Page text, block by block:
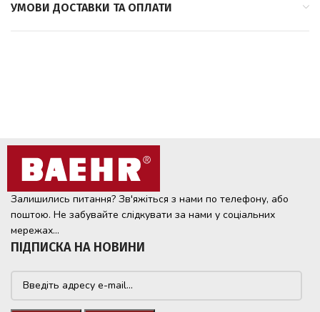
УМОВИ ДОСТАВКИ ТА ОПЛАТИ
Залишились питання? Зв'яжіться з нами по телефону, або
поштою. Не забувайте слідкувати за нами у соціальних
мережах...
ПІДПИСКА НА НОВИНИ